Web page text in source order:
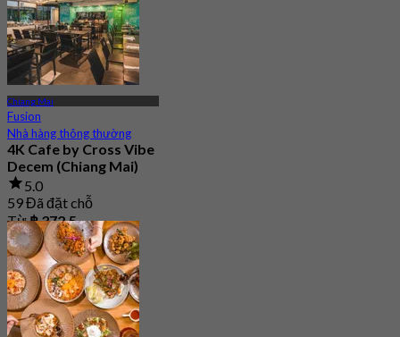
Chiang Mai
Fusion
Nhà hàng thông thường
4K Cafe by Cross Vibe
Decem (Chiang Mai)
5.0
59 Đã đặt chỗ
Từ฿ 372.5